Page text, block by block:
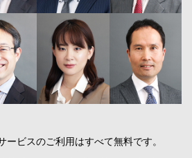
ービスのご利用はすべて無料です。